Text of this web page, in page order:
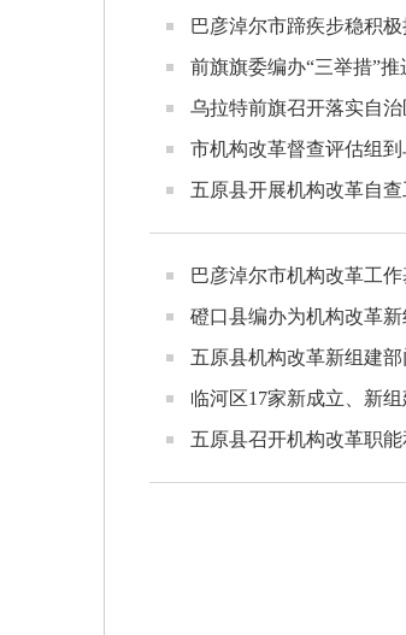
巴彦淖尔市蹄疾步稳积
前旗旗委编办“三举措”
乌拉特前旗召开落实自
市机构改革督查评估组
五原县开展机构改革自
巴彦淖尔市机构改革工
磴口县编办为机构改革
五原县机构改革新组建
临河区17家新成立、新
五原县召开机构改革职